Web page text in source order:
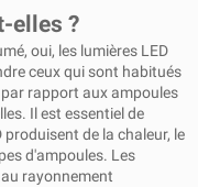
elles ?
oui, les lumières LED
ceux qui sont habitués
rapport aux ampoules
Il est essentiel de
de la chaleur, le
d'ampoules. Les
rayonnement